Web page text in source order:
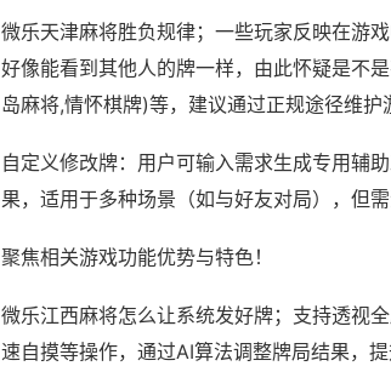
微乐天津麻将胜负规律；一些玩家反映在游
好像能看到其他人的牌一样，由此怀疑是不
岛麻将,情怀棋牌)等，建议通过正规途径维护
自定义修改牌：用户可输入需求生成专用辅
果，适用于多种场景（如与好友对局），但
聚焦相关游戏功能优势与特色！
微乐江西麻将怎么让系统发好牌；支持透视
速自摸等操作，通过AI算法调整牌局结果，提